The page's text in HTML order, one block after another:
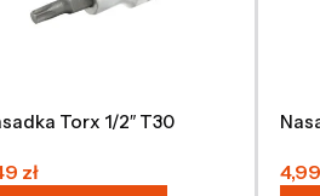
Torx 1/2″ T30
zł